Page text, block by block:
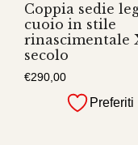
Coppia sedie
cuoio in stile
rinascimentale
secolo
€290,00
Preferiti